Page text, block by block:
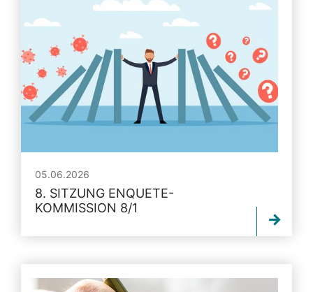
05.06.2026
8. SITZUNG ENQUETE-
KOMMISSION 8/1